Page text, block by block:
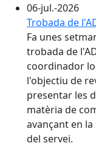
06-jul.-2026
Trobada de
Fa unes
trobada de
coordinador
l'objectiu de
presentar les
matèria de
avançant en
del servei.